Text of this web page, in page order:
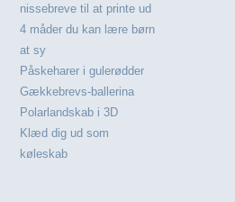
nissebreve til at printe ud
4 måder du kan lære børn
at sy
Påskeharer i gulerødder
Gækkebrevs-ballerina
Polarlandskab i 3D
Klæd dig ud som
køleskab